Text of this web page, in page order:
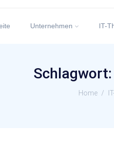
Unternehmen IT-
Schlagwort:
Home /